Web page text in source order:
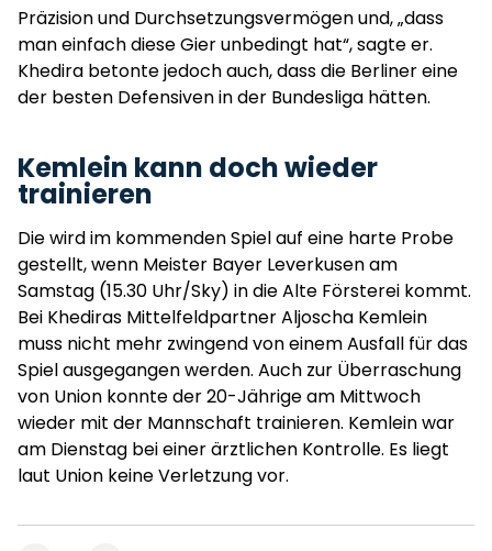
Präzision und Durchsetzungsvermögen und, „dass
man einfach diese Gier unbedingt hat“, sagte er.
Khedira betonte jedoch auch, dass die Berliner eine
der besten Defensiven in der Bundesliga hätten.
Kemlein kann doch wieder
trainieren
Die wird im kommenden Spiel auf eine harte Probe
gestellt, wenn Meister Bayer Leverkusen am
Samstag (15.30 Uhr/Sky) in die Alte Försterei kommt.
Bei Khediras Mittelfeldpartner Aljoscha Kemlein
muss nicht mehr zwingend von einem Ausfall für das
Spiel ausgegangen werden. Auch zur Überraschung
von Union konnte der 20-Jährige am Mittwoch
wieder mit der Mannschaft trainieren. Kemlein war
am Dienstag bei einer ärztlichen Kontrolle. Es liegt
laut Union keine Verletzung vor.